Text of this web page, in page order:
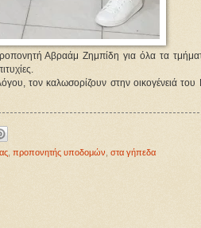
Αβραάμ Ζημπίδη για όλα τα
τον καλωσορίζουν στην οικογένειά
προπονητής υποδομών στα γήπεδα